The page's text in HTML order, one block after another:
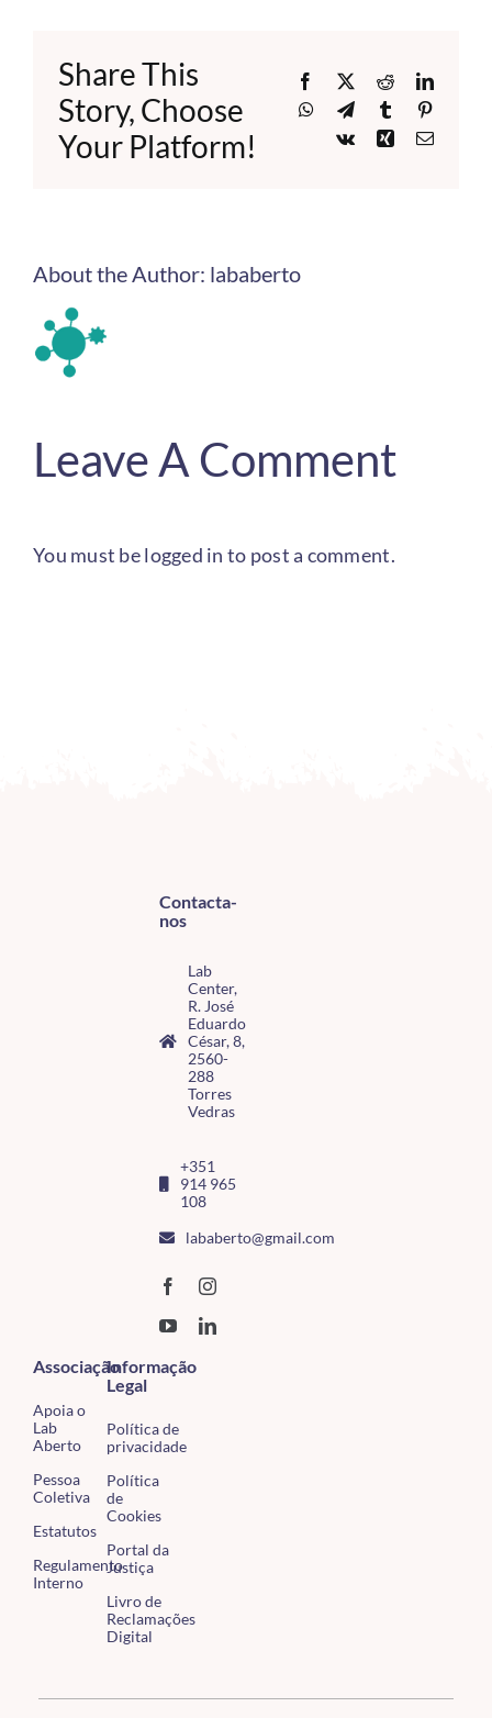
Share This
Story, Choose
Your Platform!
Facebook
X Reddit
WhatsApp
TelegramTumblr
Vk
XingEmail
About the Author: lababerto
Leave A Comment
You must belogged in to post a comment.
Contacta-
nos
Lab
Center,
R. José
Eduardo
César, 8,
2560-
288
Torres
Vedras
+351
914 965
108
lababerto@gmail.com
Associação
Apoia o
Lab
Aberto
Pessoa
Coletiva
Estatutos
Regulamento
Interno
Informação
Legal
Política de
privacidade
Política
de
Cookies
Portal da
Justiça
Livro de
Reclamações
Digital